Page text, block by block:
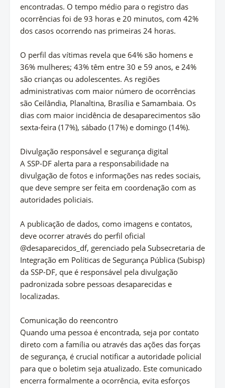
encontradas. O tempo médio para o registro das
ocorrências foi de 93 horas e 20 minutos, com 42%
dos casos ocorrendo nas primeiras 24 horas.
O perfil das vítimas revela que 64% são homens e
36% mulheres; 43% têm entre 30 e 59 anos, e 24%
são crianças ou adolescentes. As regiões
administrativas com maior número de ocorrências
são Ceilândia, Planaltina, Brasília e Samambaia. Os
dias com maior incidência de desaparecimentos são
sexta-feira (17%), sábado (17%) e domingo (14%).
Divulgação responsável e segurança digital
A SSP-DF alerta para a responsabilidade na
divulgação de fotos e informações nas redes sociais,
que deve sempre ser feita em coordenação com as
autoridades policiais.
A publicação de dados, como imagens e contatos,
deve ocorrer através do perfil oficial
@desaparecidos_df, gerenciado pela Subsecretaria de
Integração em Políticas de Segurança Pública (Subisp)
da SSP-DF, que é responsável pela divulgação
padronizada sobre pessoas desaparecidas e
localizadas.
Comunicação do reencontro
Quando uma pessoa é encontrada, seja por contato
direto com a família ou através das ações das forças
de segurança, é crucial notificar a autoridade policial
para que o boletim seja atualizado. Este comunicado
encerra formalmente a ocorrência, evita esforços